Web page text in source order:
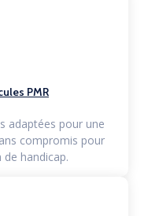
PMR
adaptées pour une
compromis pour
handicap.